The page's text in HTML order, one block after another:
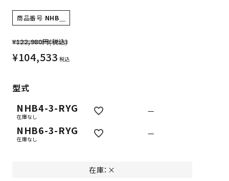
商品番号 NHB＿
¥122,980円(税込)
¥104,533 税込
型式
NHB4-3-RYG
在庫なし
—
NHB6-3-RYG
在庫なし
—
在庫：×